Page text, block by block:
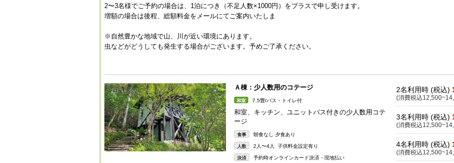
2〜3名様でご予約の場合は、1泊につき（不足人数×1000円）をプラスで申し受けます。
増額の場合は後程、総額料金をメールにてご案内いたしま
※自然豊かな地域で山、川が近い環境にあります。
虫などがどうしても発生する場合がございます。予めご了承ください。
Ａ棟：少人数用のコテージ
和室 7.5畳/バス・トイレ付
和室、キッチン、ユニットバス付きの少人数用コテ
ージ
食事 朝食なし 夕食あり
人数 2人〜4人 子供料金設定有り
決済 予約時オンラインカード決済・現地払い
2名利用時 (税込)
(消費税込
3名利用時 (税込)
(消費税込
4名利用時 (税込)
(消費税込